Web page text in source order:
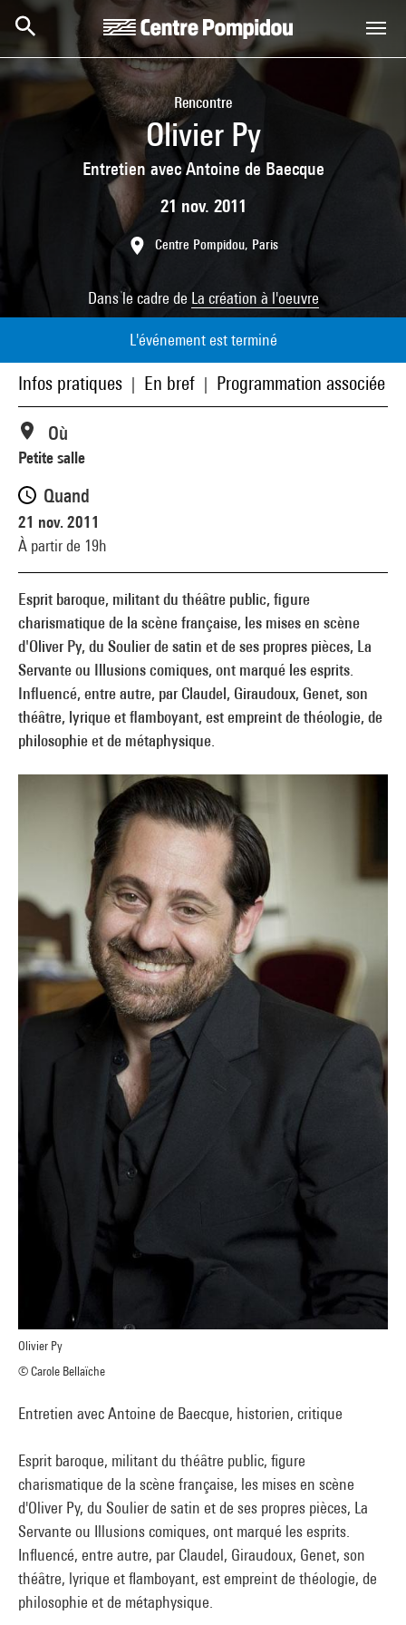
Aller au contenu principal
Centre Pompidou
Rencontre
Olivier Py
Entretien avec Antoine de Baecque
21 nov. 2011
Centre Pompidou, Paris
Dans le cadre de La création à l'oeuvre
L'événement est terminé
Infos pratiques En bref Programmation associée
Esprit baroque, militant du théâtre public, figure
charismatique de la scène française, les mises en scène
d'Oliver Py, du Soulier de satin et de ses propres pièces, La
Servante ou Illusions comiques, ont marqué les esprits.
Influencé, entre autre, par Claudel, Giraudoux, Genet, son
théâtre, lyrique et flamboyant, est empreint de théologie, de
philosophie et de métaphysique.
Olivier Py
© Carole Bellaïche
Entretien avec Antoine de Baecque, historien, critique
Esprit baroque, militant du théâtre public, figure
charismatique de la scène française, les mises en scène
d'Oliver Py, du Soulier de satin et de ses propres pièces, La
Servante ou Illusions comiques, ont marqué les esprits.
Influencé, entre autre, par Claudel, Giraudoux, Genet, son
théâtre, lyrique et flamboyant, est empreint de théologie, de
philosophie et de métaphysique.
Où
Petite salle
Quand
21 nov. 2011
À partir de 19h